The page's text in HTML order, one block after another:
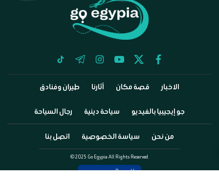
facebook
twitter
youtube
instagram
telegram
tiktok
الاخبار قصة مكان آثارنا طيران وفنادق
جو إيجيبيا بالفيديو سياحة دينية رجال السياحة
من نحن سياسة الخصوصية اتصل بنا
©2025 Go Egypia All Rights Reserved.
Powered by